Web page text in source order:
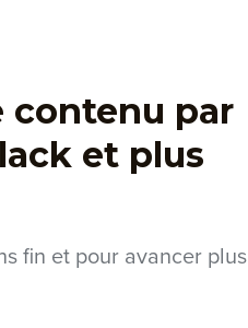
contenu par
et plus
fin et pour avancer plus